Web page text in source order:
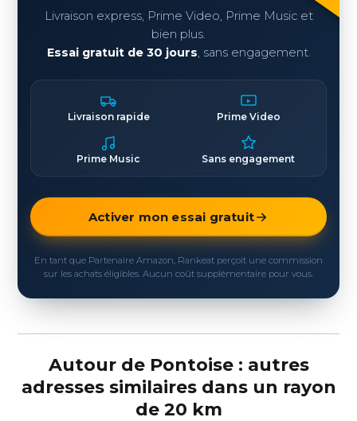
Livraison express, Prime Video, Prime Music et
bien plus.
Essai gratuit de 30 jours, sans engagement.
Livraison rapide Prime Video
Prime Music Sans engagement
Activer mon essai gratuit
En tant que Partenaire Amazon, Rankeat perçoit une commission
sur les achats éligibles. Aucun coût supplémentaire pour vous.
Autour de Pontoise : autres
adresses similaires dans un rayon
de 20 km